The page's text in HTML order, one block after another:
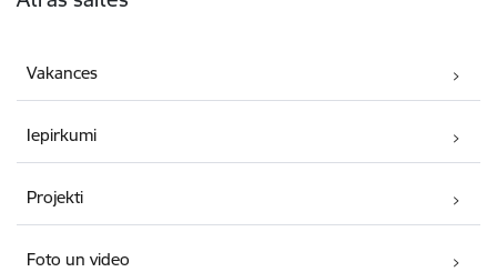
Vakances
Iepirkumi
Projekti
Foto un video